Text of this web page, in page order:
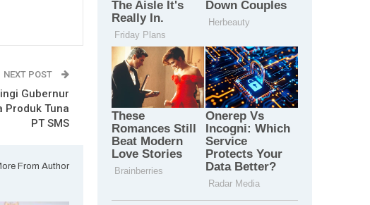
NEXT POST
Gubernur
Produk Tuna
PT SMS
From Author